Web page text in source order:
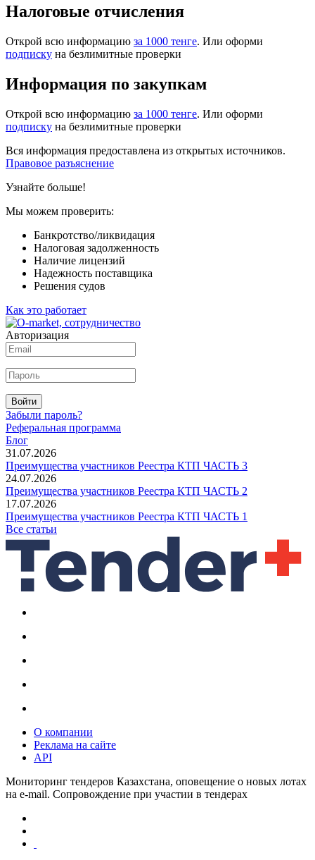
Налоговые отчисления
Открой всю информацию за 1000 тенге. Или оформи
подписку на безлимитные проверки
Информация по закупкам
Открой всю информацию за 1000 тенге. Или оформи
подписку на безлимитные проверки
Вся информация предоставлена из открытых источников.
Правовое разъяснение
Узнайте больше!
Мы можем проверить:
Банкротство/ликвидация
Налоговая задолженность
Наличие лицензий
Надежность поставщика
Решения судов
Как это работает
Авторизация
Войти
Забыли пароль?
Реферальная программа
Блог
31.07.2026
Преимущества участников Реестра КТП ЧАСТЬ 3
24.07.2026
Преимущества участников Реестра КТП ЧАСТЬ 2
17.07.2026
Преимущества участников Реестра КТП ЧАСТЬ 1
Все статьи
О компании
Реклама на сайте
API
Мониторинг тендеров Казахстана, оповещение о новых лотах
на e-mail. Сопровождение при участии в тендерах